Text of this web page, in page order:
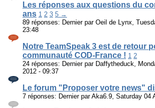
Les réponses aux questions du
ans 1 2 3 5 →
89 réponses: Dernier par Oeil de Lynx,
23:48
Notre TeamSpeak 3 est de retour
communauté COD-France ! 1 2
24 réponses: Dernier par Daffytheduck,
2012 - 09:37
Le forum "Proposer votre news"
7 réponses: Dernier par Aka6.9, Saturday 04